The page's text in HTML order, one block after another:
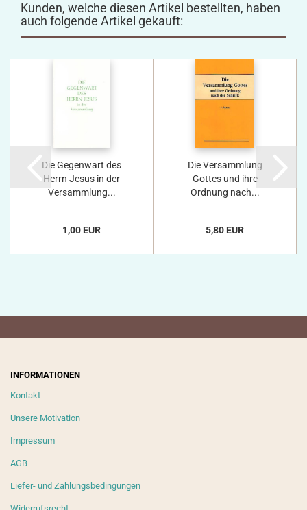
Kunden, welche diesen Artikel bestellten, haben
auch folgende Artikel gekauft:
Die Gegenwart des
Herrn Jesus in der
Versammlung...
1,00 EUR
Die Versammlung
Gottes und ihre
Ordnung nach...
5,80 EUR
INFORMATIONEN
Kontakt
Unsere Motivation
Impressum
AGB
Liefer- und Zahlungsbedingungen